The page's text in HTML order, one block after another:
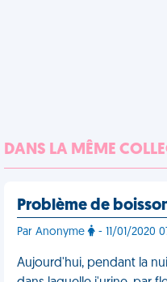
DANS LA MÊME
Problème de
Par Anonyme - 11/01/2020
Aujourd'hui, pendant la